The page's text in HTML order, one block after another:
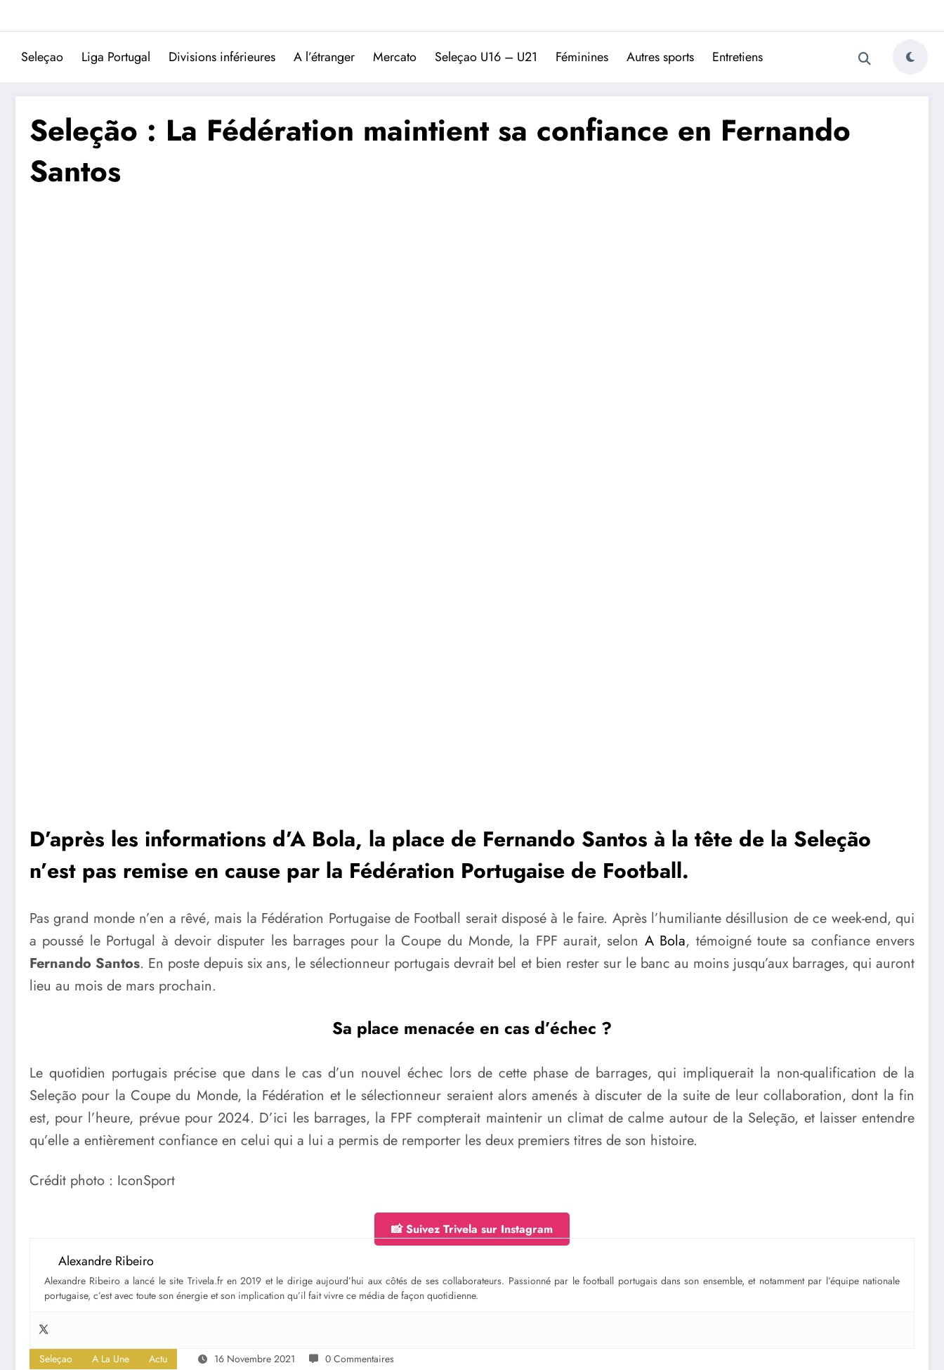
Trivela
L'actualité du football portugais
Seleçao Liga Portugal Divisions inférieures A l’étranger Mercato Seleçao U16 – U21 Féminines Autres sports Entretiens
Seleção : La Fédération maintient sa confiance en Fernando
Santos
D’après les informations d’A Bola, la place de Fernando Santos à la tête de la Seleção
n’est pas remise en cause par la Fédération Portugaise de Football.
Pas grand monde n’en a rêvé, mais la Fédération Portugaise de Football serait disposé à le faire. Après l’humiliante désillusion de ce week-end, qui
a poussé le Portugal à devoir disputer les barrages pour la Coupe du Monde, la FPF aurait, selon A Bola, témoigné toute sa confiance envers
Fernando Santos. En poste depuis six ans, le sélectionneur portugais devrait bel et bien rester sur le banc au moins jusqu’aux barrages, qui auront
lieu au mois de mars prochain.
Sa place menacée en cas d’échec ?
Le quotidien portugais précise que dans le cas d’un nouvel échec lors de cette phase de barrages, qui impliquerait la non-qualification de la
Seleção pour la Coupe du Monde, la Fédération et le sélectionneur seraient alors amenés à discuter de la suite de leur collaboration, dont la fin
est, pour l’heure, prévue pour 2024. D’ici les barrages, la FPF compterait maintenir un climat de calme autour de la Seleção, et laisser entendre
qu’elle a entièrement confiance en celui qui a lui a permis de remporter les deux premiers titres de son histoire.
Crédit photo : IconSport
📸 Suivez Trivela sur Instagram
Alexandre Ribeiro
Alexandre Ribeiro a lancé le site Trivela.fr en 2019 et le dirige aujourd’hui aux côtés de ses collaborateurs. Passionné par le football portugais dans son ensemble, et notamment par l’équipe nationale
portugaise, c’est avec toute son énergie et son implication qu’il fait vivre ce média de façon quotidienne.
Seleçao A La Une Actu 16 Novembre 2021 0 Commentaires